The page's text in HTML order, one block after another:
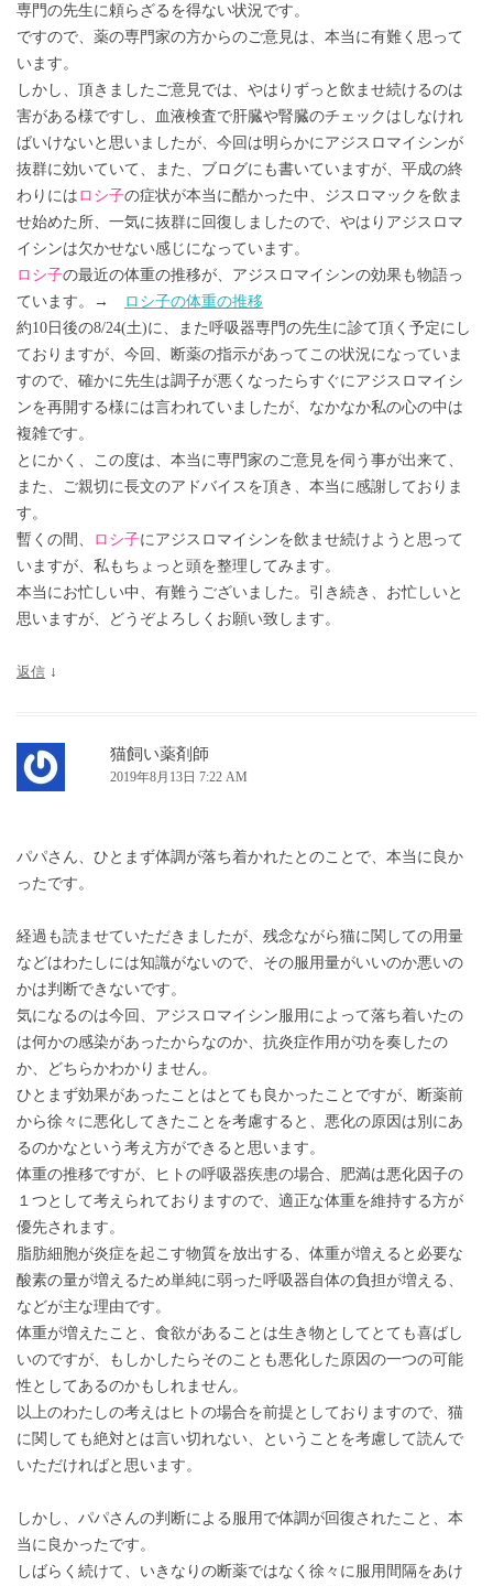
専門の先生に頼らざるを得ない状況です。
ですので、薬の専門家の方からのご意見は、本当に有難く思って
います。
しかし、頂きましたご意見では、やはりずっと飲ませ続けるのは
害がある様ですし、血液検査で肝臓や腎臓のチェックはしなけれ
ばいけないと思いましたが、今回は明らかにアジスロマイシンが
抜群に効いていて、また、ブログにも書いていますが、平成の終
わりには ロシ子の症状が本当に酷かった中、ジスロマックを飲ま
せ始めた所、一気に抜群に回復しましたので、やはりアジスロマ
イシンは欠かせない感じになっています。
ロシ子の最近の体重の推移が、アジスロマイシンの効果も物語っ
ています。→
ロシ子の体重の推移
約10日後の8/24(土)に、また呼吸器専門の先生に診て頂く予定にし
ておりますが、今回、断薬の指示があってこの状況になっていま
すので、確かに先生は調子が悪くなったらすぐにアジスロマイシ
ンを再開する様には言われていましたが、なかなか私の心の中は
複雑です。
とにかく、この度は、本当に専門家のご意見を伺う事が出来て、
また、ご親切に長文のアドバイスを頂き、本当に感謝しておりま
す。
暫くの間、
ロシ子にアジスロマイシンを飲ませ続けようと思って
いますが、私もちょっと頭を整理してみます。
本当にお忙しい中、有難うございました。引き続き、お忙しいと
思いますが、どうぞよろしくお願い致します。
返信 ↓
猫飼い薬剤師
2019年8月13日 7:22 AM
パパさん、ひとまず体調が落ち着かれたとのことで、本当に良か
ったです。
経過も読ませていただきましたが、残念ながら猫に関しての用量
などはわたしには知識がないので、その服用量がいいのか悪いの
かは判断できないです。
気になるのは今回、アジスロマイシン服用によって落ち着いたの
は何かの感染があったからなのか、抗炎症作用が功を奏したの
か、どちらかわかりません。
ひとまず効果があったことはとても良かったことですが、断薬前
から徐々に悪化してきたことを考慮すると、悪化の原因は別にあ
るのかなという考え方ができると思います。
体重の推移ですが、ヒトの呼吸器疾患の場合、肥満は悪化因子の
１つとして考えられておりますので、適正な体重を維持する方が
優先されます。
脂肪細胞が炎症を起こす物質を放出する、体重が増えると必要な
酸素の量が増えるため単純に弱った呼吸器自体の負担が増える、
などが主な理由です。
体重が増えたこと、食欲があることは生き物としてとても喜ばし
いのですが、もしかしたらそのことも悪化した原因の一つの可能
性としてあるのかもしれません。
以上のわたしの考えはヒトの場合を前提としておりますので、猫
に関しても絶対とは言い切れない、ということを考慮して読んで
いただければと思います。
しかし、パパさんの判断による服用で体調が回復されたこと、本
当に良かったです。
しばらく続けて、いきなりの断薬ではなく徐々に服用間隔をあけ